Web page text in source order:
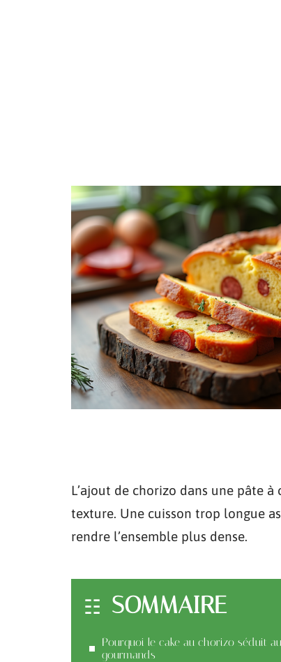
L’ajout de chorizo dans une pâte
texture. Une cuisson trop longue
rendre l’ensemble plus dense.
SOMMAIRE
Pourquoi le cake au chorizo séduit
gourmands